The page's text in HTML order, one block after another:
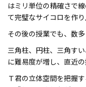
はミリ単位の精確さで
て完璧なサイコロを作り
その後の授業でも、数
三角柱、円柱、三角す
に難易度が増し、直近の
Ｔ君の立体空間を把握